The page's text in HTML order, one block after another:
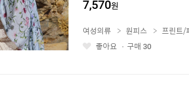
7,570원
좋
여성의류 원피스
프린트/
좋아요
구매 30